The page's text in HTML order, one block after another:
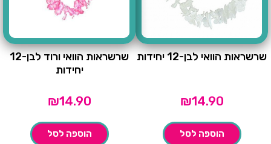
שרשראות הוואי לבן-12 יחידות
₪14.90
הוספה לסל
שרשראות הוואי ורוד לבן-12
יחידות
₪14.90
הוספה לסל